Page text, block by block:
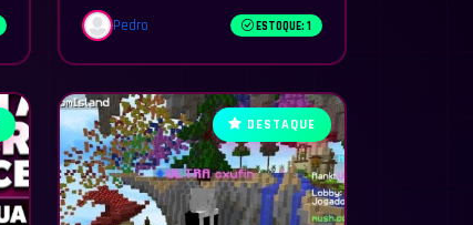
Pedro ESTOQUE: 1
DESTAQUE